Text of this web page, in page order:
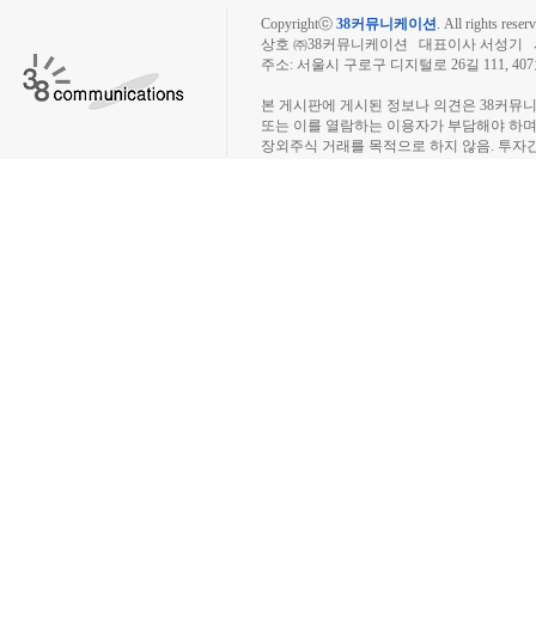
Copyrightⓒ 38커뮤니케이션. All rights
상호 ㈜38커뮤니케이션 대표이사 서성기
주소: 서울시 구로구 디지털로 26길 111,
본 게시판에 게시된 정보나 의견은 38커뮤
또는 이를 열람하는 이용자가 부담해야 하
장외주식 거래를 목적으로 하지 않음. 투